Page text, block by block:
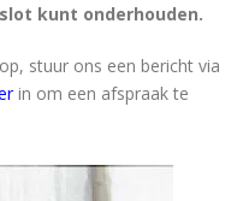
kunt onderhouden.
stuur ons een bericht via
in om een afspraak te